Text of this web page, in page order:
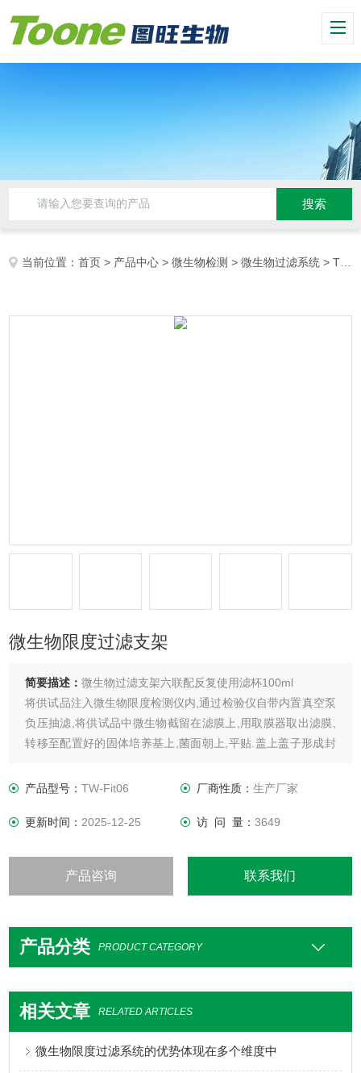
当前位置：首页 > 产品中心 >微生物检测 >微生物过滤系统 > TW-Fit06微生物限度过滤支架
微生物限度过滤支架
简要描述：微生物过滤支架六联配反复使用滤杯100ml
将供试品注入微生物限度检测仪内,通过检验仪自带内置真空泵
负压抽滤,将供试品中微生物截留在滤膜上,用取膜器取出滤膜,
转移至配置好的固体培养基上,菌面朝上,平贴.盖上盖子形成封
产品型号：TW-Fit06 厂商性质： 生产厂家
更新时间：2025-12-25 访 问 量： 3649
产品咨询 联系我们
产品分类 PRODUCT CATEGORY
相关文章 RELATED ARTICLES
微生物限度过滤系统的优势体现在多个维度中